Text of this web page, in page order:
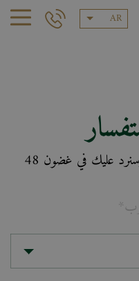
AR
يُرجى إكمال كافة الحقول أدناه، وسنرد عليك في غضون 48